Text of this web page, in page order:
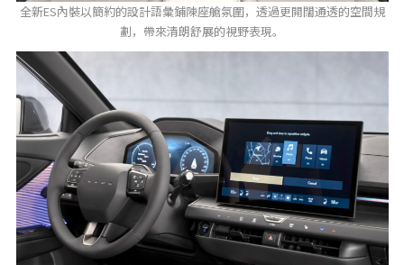
全新ES內裝以簡約的設計語彙鋪陳座艙氛圍，透過更開闊通透的空間規
劃，帶來清朗舒展的視野表現。